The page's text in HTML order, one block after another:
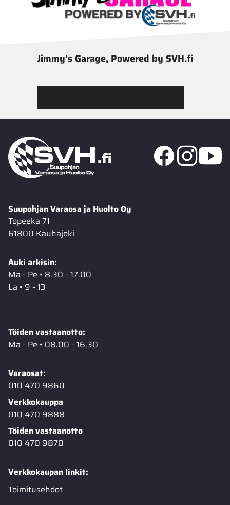
Jimmy’s Garage, Powered by SVH.fi
Suupohjan Varaosa ja Huolto Oy
Topeeka 71
61800 Kauhajoki
Auki arkisin:
Ma - Pe • 8.30 - 17.00
La • 9 - 13
Töiden vastaanotto:
Ma - Pe • 08.00 - 16.30
Varaosat:
010 470 9860
Verkkokauppa
010 470 9888
Töiden vastaanotto
010 470 9870
Verkkokaupan linkit:
Toimitusehdot